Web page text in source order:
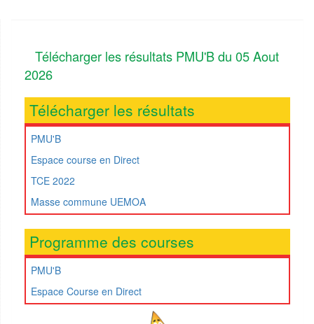
Télécharger les résultats PMU'B du 05 Aout
2026
Télécharger les résultats
PMU'B
Espace course en Direct
TCE 2022
Masse commune UEMOA
Programme des courses
PMU'B
Espace Course en Direct